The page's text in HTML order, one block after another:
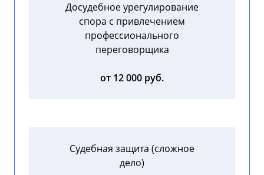
Досудебное урегулирование
спора с привлечением
профессионального
переговорщика
от 12 000 руб.
Судебная защита (сложное
дело)